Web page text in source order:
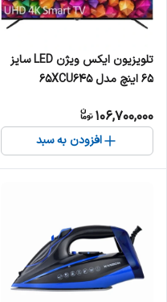
تلویزیون ایکس ویژن LED سایز
65 اینچ مدل 65XCU645
106,700,000
افزودن به سبد